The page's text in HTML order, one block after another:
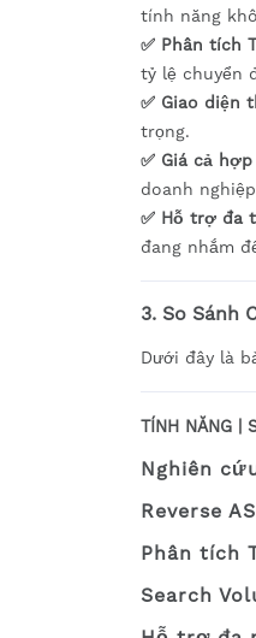
tính năng
✅ Phân tích
tỷ lệ chuyển
✅ Giao diện
trọng.
✅ Giá cả
doanh
✅ Hỗ trợ đa
đang nhắm
3. So Sánh
Dưới đây là
TÍNH NĂNG |
Nghiên
Reverse
Phân tích
Search